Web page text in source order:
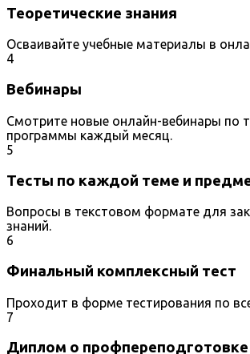
Теоретические знания
Осваивайте учебные материалы в
4
Вебинары
Смотрите новые онлайн-вебинары по
программы каждый месяц.
5
Тесты по каждой теме и
Вопросы в текстовом формате для
знаний.
6
Финальный комплексный тест
Проходит в форме тестирования по
7
Диплом о профпереподготовке